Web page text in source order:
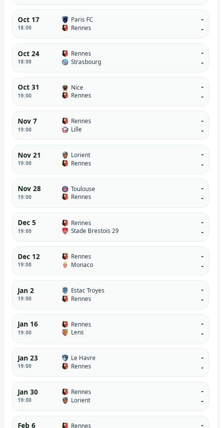
Oct 17
18:00
Paris FC
Rennes
-
-
Oct 24
18:00
Rennes
Strasbourg
-
-
Oct 31
19:00
Nice
Rennes
-
-
Nov 7
19:00
Rennes
Lille
-
-
Nov 21
19:00
Lorient
Rennes
-
-
Nov 28
19:00
Toulouse
Rennes
-
-
Dec 5
19:00
Rennes
Stade Brestois 29
-
-
Dec 12
19:00
Rennes
Monaco
-
-
Jan 2
19:00
Estac Troyes
Rennes
-
-
Jan 16
19:00
Rennes
Lens
-
-
Jan 23
19:00
Le Havre
Rennes
-
-
Jan 30
19:00
Rennes
Lorient
-
-
Feb 6 Rennes -